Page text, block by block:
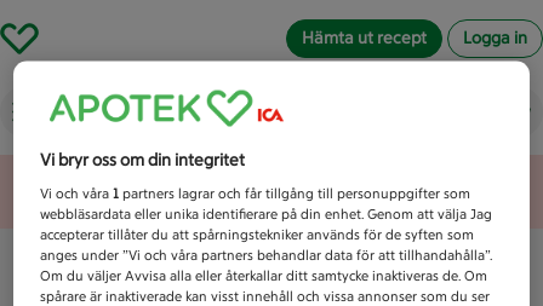
Hämta ut recept Logga in
Vad letar du efter idag?
Unknown error
Vi bryr oss om din integritet
Vi och våra1 partners lagrar och får tillgång till personuppgifter som
webbläsardata eller unika identifierare på din enhet. Genom att välja Jag
accepterar tillåter du att spårningstekniker används för de syften som
anges under ”Vi och våra partners behandlar data för att tillhandahålla”.
Om du väljer Avvisa alla eller återkallar ditt samtycke inaktiveras de. Om
spårare är inaktiverade kan visst innehåll och vissa annonser som du ser